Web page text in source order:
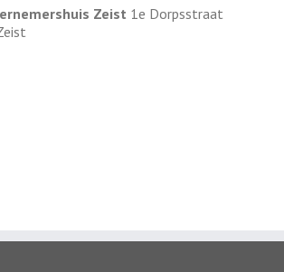
Zeist 1e Dorpsstraat